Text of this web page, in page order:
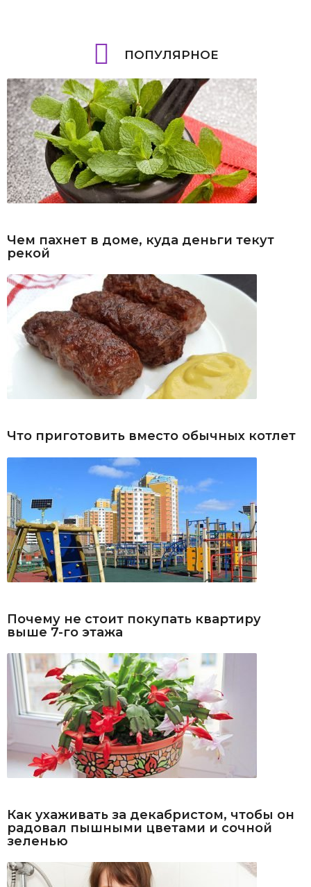
ПОПУЛЯРНОЕ
Чем пахнет в доме, куда деньги текут
рекой
Что приготовить вместо обычных котлет
Почему не стоит покупать квартиру
выше 7-го этажа
Как ухаживать за декабристом, чтобы он
радовал пышными цветами и сочной
зеленью